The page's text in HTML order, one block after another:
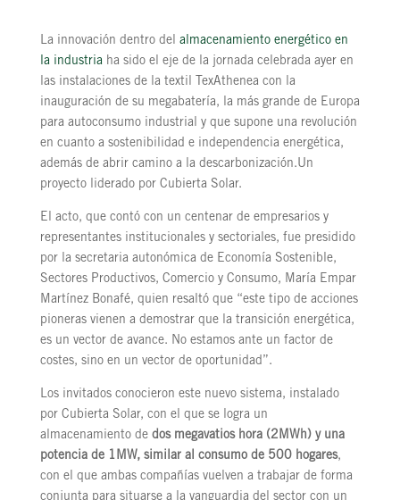
La innovación dentro del almacenamiento energético en
la industriaha sido el eje de la jornada celebrada ayer en
las instalaciones de la textil TexAthenea con la
inauguración de su megabatería, la más grande de Europa
para autoconsumo industrial y que supone una revolución
en cuanto a sostenibilidad e independencia energética,
además de abrir camino a la descarbonización.Un
proyecto liderado por Cubierta Solar.
El acto, que contó con un centenar de empresarios y
representantes institucionales y sectoriales, fue presidido
por la secretaria autonómica de Economía Sostenible,
Sectores Productivos, Comercio y Consumo, María Empar
Martínez Bonafé, quien resaltó que “este tipo de acciones
pioneras vienen a demostrar que la transición energética,
es un vector de avance. No estamos ante un factor de
costes, sino en un vector de oportunidad”.
Los invitados conocieron este nuevo sistema, instalado
por Cubierta Solar, con el que se logra un
almacenamiento de dos megavatios hora (2MWh) y una
potencia de 1MW, similar al consumo de 500 hogares,
con el que ambas compañías vuelven a trabajar de forma